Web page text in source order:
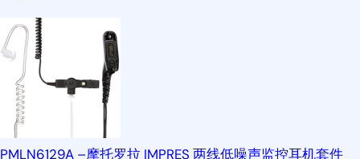
PMLN6129A –摩托罗拉 IMPRES 两线低噪声监控耳机套件